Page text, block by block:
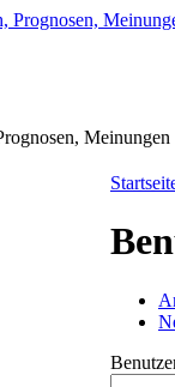
Meinungen